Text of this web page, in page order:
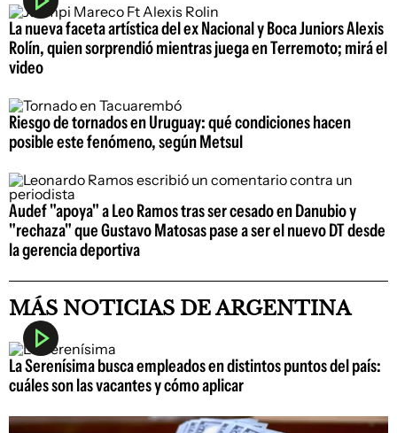
La nueva faceta artística del ex Nacional y Boca Juniors Alexis
Rolín, quien sorprendió mientras juega en Terremoto; mirá el
video
Riesgo de tornados en Uruguay: qué condiciones hacen
posible este fenómeno, según Metsul
Audef "apoya" a Leo Ramos tras ser cesado en Danubio y
"rechaza" que Gustavo Matosas pase a ser el nuevo DT desde
la gerencia deportiva
MÁS NOTICIAS DE ARGENTINA
La Serenísima busca empleados en distintos puntos del país:
cuáles son las vacantes y cómo aplicar